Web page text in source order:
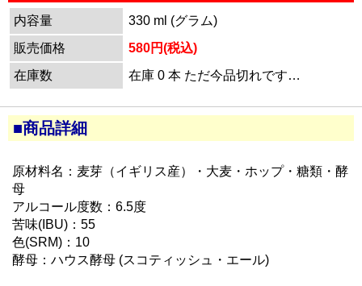
内容量
330 ml (グラム)
販売価格
580円(税込)
在庫数
在庫 0 本 ただ今品切れです…
■商品詳細
原材料名：麦芽（イギリス産）・大麦・ホップ・糖類・酵
母
アルコール度数：6.5度
苦味(IBU)：55
色(SRM)：10
酵母：ハウス酵母 (スコティッシュ・エール)